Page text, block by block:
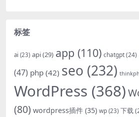
标签
ai (23) api(29) app (110) chatgpt(24)
(47) php (42) seo (232)
WordPress (368)
(80) wordpress插件 (35) wp (23) 下载